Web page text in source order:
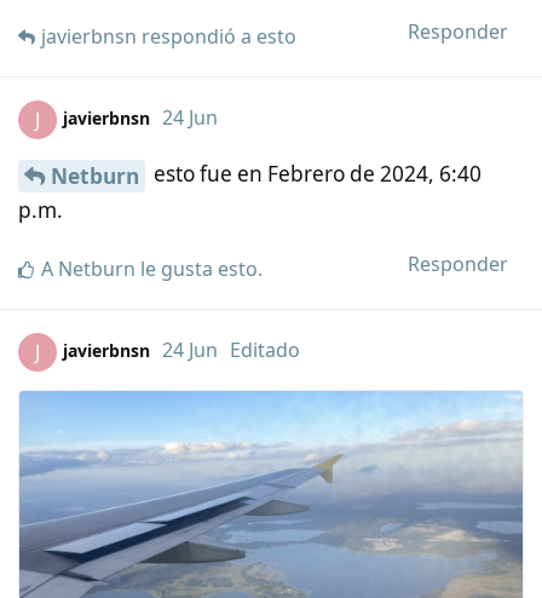
Responder
javierbnsn respondió a esto
J javierbnsn 24 Jun
Netburn
esto fue en Febrero de 2024, 6:40
p.m.
Responder
A Netburn le gusta esto.
J javierbnsn 24 Jun Editado